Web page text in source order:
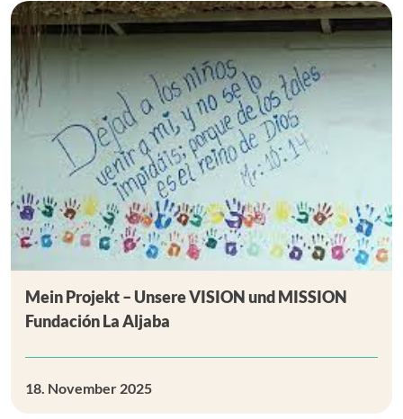
Mein Projekt – Unsere VISION und MISSION
Fundación La Aljaba
18. November 2025